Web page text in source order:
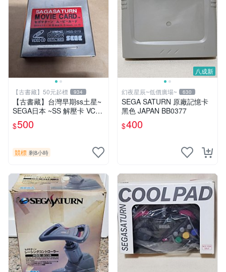
【古書藏】50元起標 934
【古書藏】台灣早期ss土星~
SEGA日本 ~SS 解壓卡 VCD
電影卡
$500
競標 剩8小時
八成新
幻夜星辰~低價廣場~ 630
SEGA SATURN 原廠記憶卡
黑色 JAPAN BB0377
$400